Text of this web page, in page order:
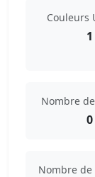
Couleurs
1
Nombre
0
Nombre de